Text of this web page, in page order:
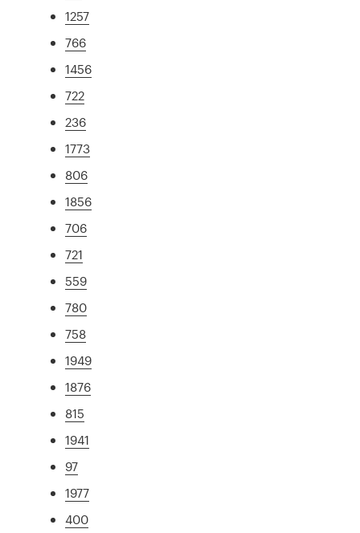
1257
766
1456
722
236
1773
806
1856
706
721
559
780
758
1949
1876
815
1941
97
1977
400